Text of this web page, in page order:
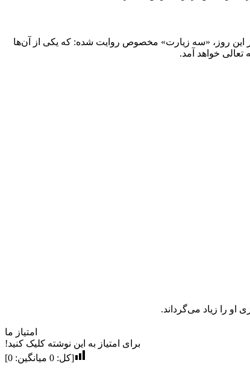
این روز، «سه زیارت» مخصوص روایت شده: که یکی از آن‌ها
خواهد آمد.
او را زیاد می‌گرداند.
امتیاز ما
برای امتیاز به این نوشته کلیک کنید!
[کل: 0 میانگین: 0
]